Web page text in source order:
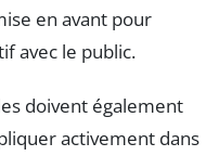
en avant pour
avec le public.
doivent également
activement dans